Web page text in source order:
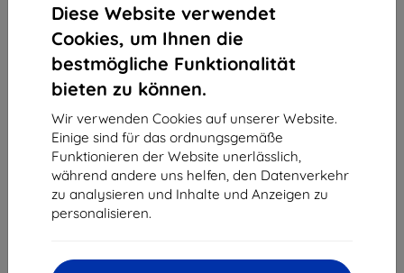
Diese Website verwendet
Cookies, um Ihnen die
bestmögliche Funktionalität
bieten zu können.
Wir verwenden Cookies auf unserer Website.
Einige sind für das ordnungsgemäße
Funktionieren der Website unerlässlich,
während andere uns helfen, den Datenverkehr
zu analysieren und Inhalte und Anzeigen zu
personalisieren.
3MK All-In-One Extra Protection Handy-Schutzfolie
5 Stk. (5903108471909)
Geeignet für: Uni
3MK All-In-One Extra Protection Schutzfolie für das Telefon,
5er-Pack für praktische und zuverlässige Display-Schutz.
Produktbeschreibung